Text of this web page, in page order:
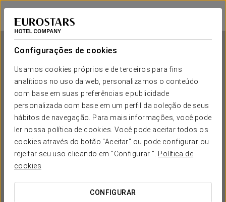
Configurações de cookies
Usamos cookies próprios e de terceiros para fins
analíticos no uso da web, personalizamos o conteúdo
com base em suas preferências e publicidade
personalizada com base em um perfil da coleção de seus
hábitos de navegação. Para mais informações, você pode
ler nossa política de cookies. Você pode aceitar todos os
cookies através do botão "Aceitar" ou pode configurar ou
rejeitar seu uso clicando em "Configurar ". Política de
cookies
CONFIGURAR
Eurostars Casa de la Lírica
MADRID
Eurostars Casa de la Lírica
MADRID